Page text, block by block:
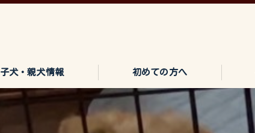
子犬・親犬情報 初めての方へ